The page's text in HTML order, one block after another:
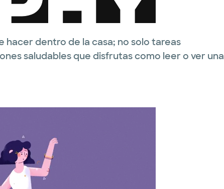
hacer dentro de la casa; no solo tareas
saludables que disfrutas como leer o ver una